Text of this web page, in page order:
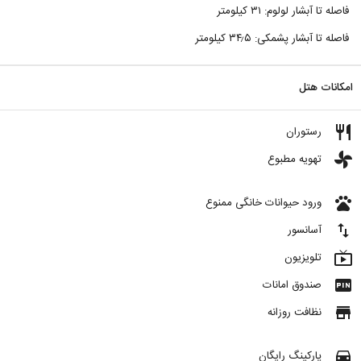
فاصله تا آبشار لولوم: ۳۱ کیلومتر
فاصله تا آبشار پشمکی: ۳۴٫۵ کیلومتر
امکانات هتل
restaurant رستوران
toys تهویه مطبوع
pets ورود حیوانات خانگی ممنوع
import_export آسانسور
live_tv تلویزیون
fiber_pin صندوق امانات
store نظافت روزانه
directions_car پارکینگ رایگان